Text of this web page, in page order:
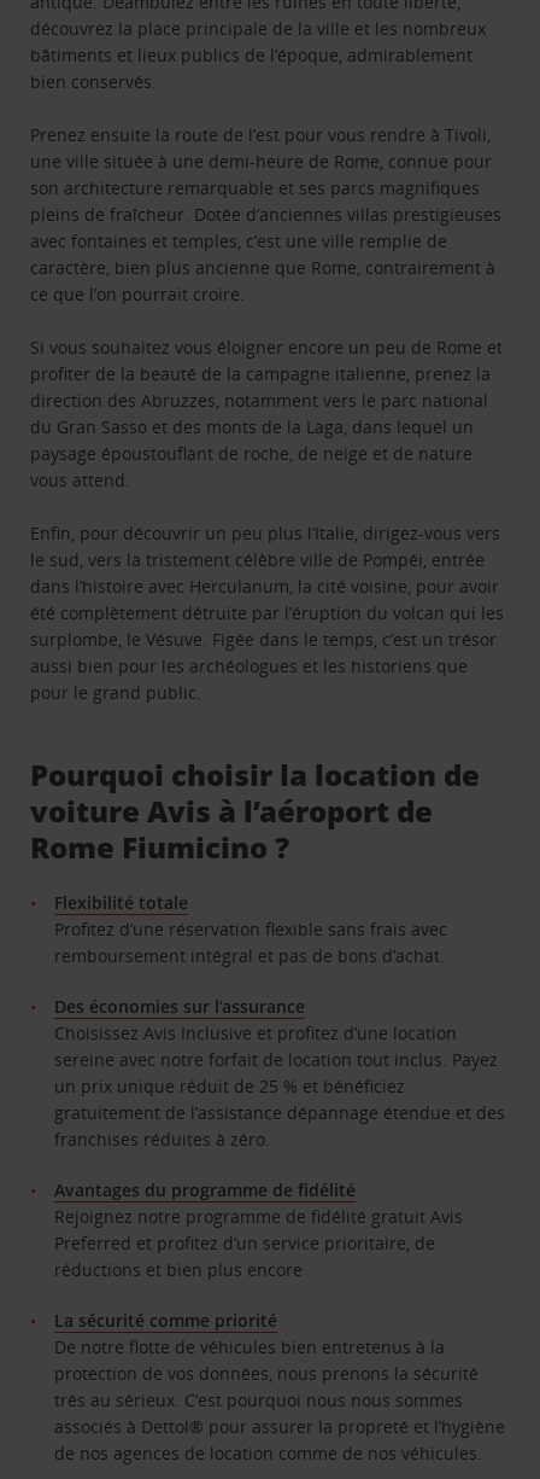
découvrez la place principale de la ville et les nombreux
bâtiments et lieux publics de l’époque, admirablement
bien conservés.
Prenez ensuite la route de l’est pour vous rendre à Tivoli,
une ville située à une demi-heure de Rome, connue pour
son architecture remarquable et ses parcs magnifiques
pleins de fraîcheur. Dotée d’anciennes villas prestigieuses
avec fontaines et temples, c’est une ville remplie de
caractère, bien plus ancienne que Rome, contrairement à
ce que l’on pourrait croire.
Si vous souhaitez vous éloigner encore un peu de Rome et
profiter de la beauté de la campagne italienne, prenez la
direction des Abruzzes, notamment vers le parc national
du Gran Sasso et des monts de la Laga, dans lequel un
paysage époustouflant de roche, de neige et de nature
vous attend.
Enfin, pour découvrir un peu plus l’Italie, dirigez-vous vers
le sud, vers la tristement célèbre ville de Pompéi, entrée
dans l’histoire avec Herculanum, la cité voisine, pour avoir
été complètement détruite par l’éruption du volcan qui les
surplombe, le Vésuve. Figée dans le temps, c’est un trésor
aussi bien pour les archéologues et les historiens que
pour le grand public.
Pourquoi choisir la location de
voiture Avis à l’aéroport de
Rome Fiumicino ?
Flexibilité totale
Profitez d’une réservation flexible sans frais avec
remboursement intégral et pas de bons d’achat.
Des économies sur l’assurance
Choisissez Avis Inclusive et profitez d’une location
sereine avec notre forfait de location tout inclus. Payez
un prix unique réduit de 25 % et bénéficiez
gratuitement de l’assistance dépannage étendue et des
franchises réduites à zéro.
Avantages du programme de fidélité
Rejoignez notre programme de fidélité gratuit Avis
Preferred et profitez d’un service prioritaire, de
réductions et bien plus encore
La sécurité comme priorité
De notre flotte de véhicules bien entretenus à la
protection de vos données, nous prenons la sécurité
très au sérieux. C’est pourquoi nous nous sommes
associés à Dettol® pour assurer la propreté et l’hygiène
de nos agences de location comme de nos véhicules.